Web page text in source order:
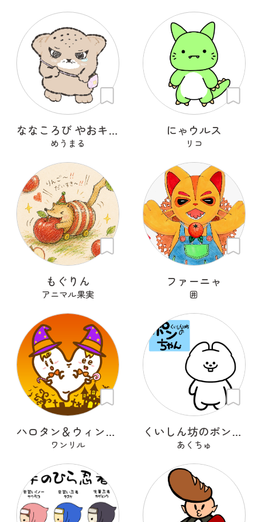
ななころび やおキング
めうまる
にゃウルス
リコ
もぐりん
アニマル果実
ファーニャ
囲
ハロタン＆ウィンタン
ワンリル
くいしん坊のポンちゃん
あくちゅ